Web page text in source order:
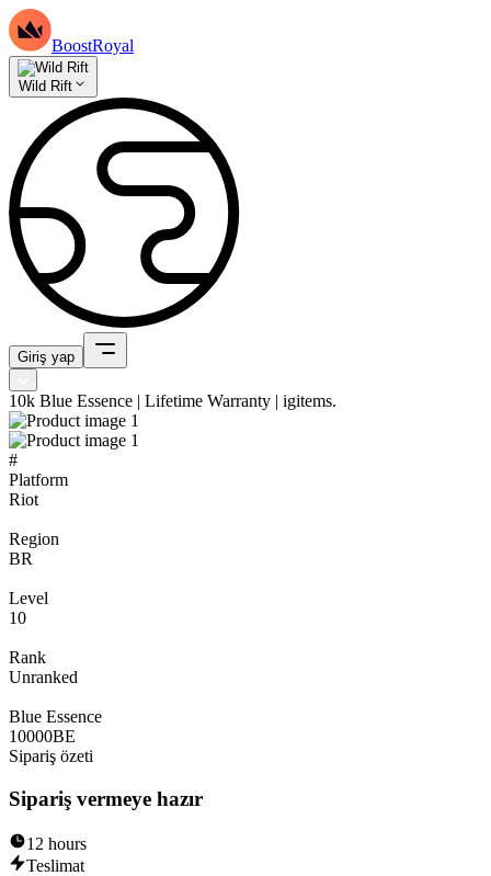
BoostRoyal
Wild Rift
Giriş yap
10k Blue Essence | Lifetime Warranty | igitems.
#
Platform
Riot
Region
BR
Level
10
Rank
Unranked
Blue Essence
10000BE
Sipariş özeti
Sipariş vermeye hazır
12 hours
Teslimat